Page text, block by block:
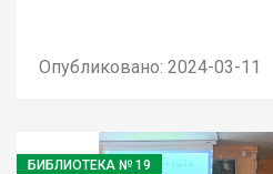
Опубликовано: 2024-03-11
БИБЛИОТЕКА № 19